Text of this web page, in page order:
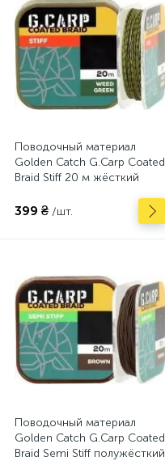
Поводочный материал
Golden Catch G.Carp Coated
Braid Stiff 20 м жёсткий
399 ₴ /шт.
Поводочный материал
Golden Catch G.Carp Coated
Braid Semi Stiff полужёсткий